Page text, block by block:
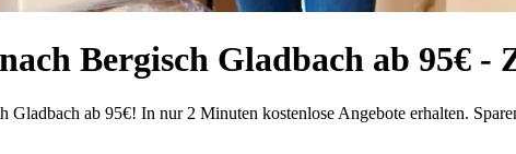
Bergisch Gladbach ab 95€ -
ab 95€! In nur 2 Minuten kostenlose Angebote erhalten.